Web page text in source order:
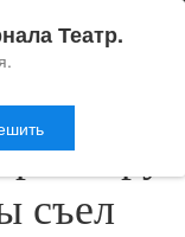
съел
Театр.